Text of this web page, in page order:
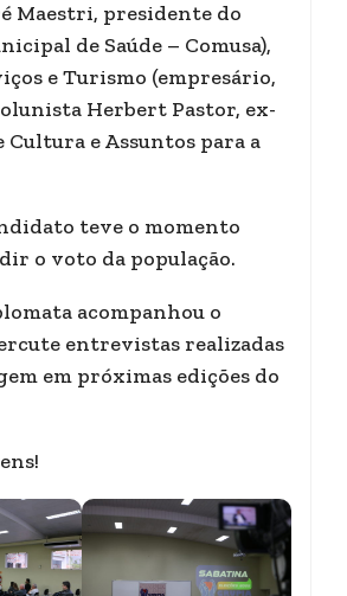
Maestri, presidente do
de Saúde – Comusa),
e Turismo (empresário,
Herbert Pastor, ex-
Cultura e Assuntos para a
teve o momento
o voto da população.
acompanhou o
entrevistas realizadas
em próximas edições do